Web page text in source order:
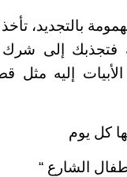
بالتجديد،
فتجذبك إلى شرك
إليه مثل
كل يوم
الشارع “